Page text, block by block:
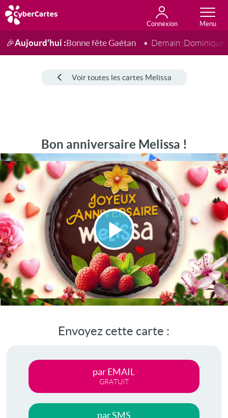
Connexion
Anniversaire
Fête du jour
Amour
Amitié
Merci
Toutes les cartes
🎉Aujourd'hui :Bonne fête Gaétan Demain :Dominique
Voir toutes les cartes Melissa
Bon anniversaire Melissa !
Lire
la
vidéo
Envoyez cette carte :
par EMAIL
GRATUIT
par SMS